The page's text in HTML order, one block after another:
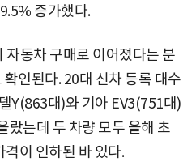
증가했다.
자동차 구매로 이어졌다는 분
인된다. 20대 신차 등록 대수
Y(863대)와 기아 EV3(751대)
랐는데 두 차량 모두 올해 초
이 인하된 바 있다.